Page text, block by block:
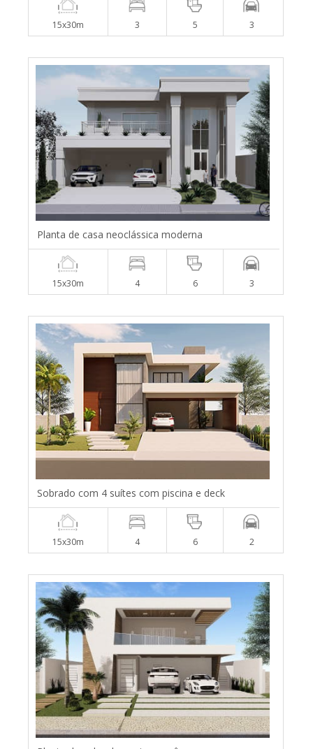
15x30m 3 5 3
Planta de casa neoclássica moderna
15x30m 4 6 3
Sobrado com 4 suítes com piscina e deck
15x30m 4 6 2